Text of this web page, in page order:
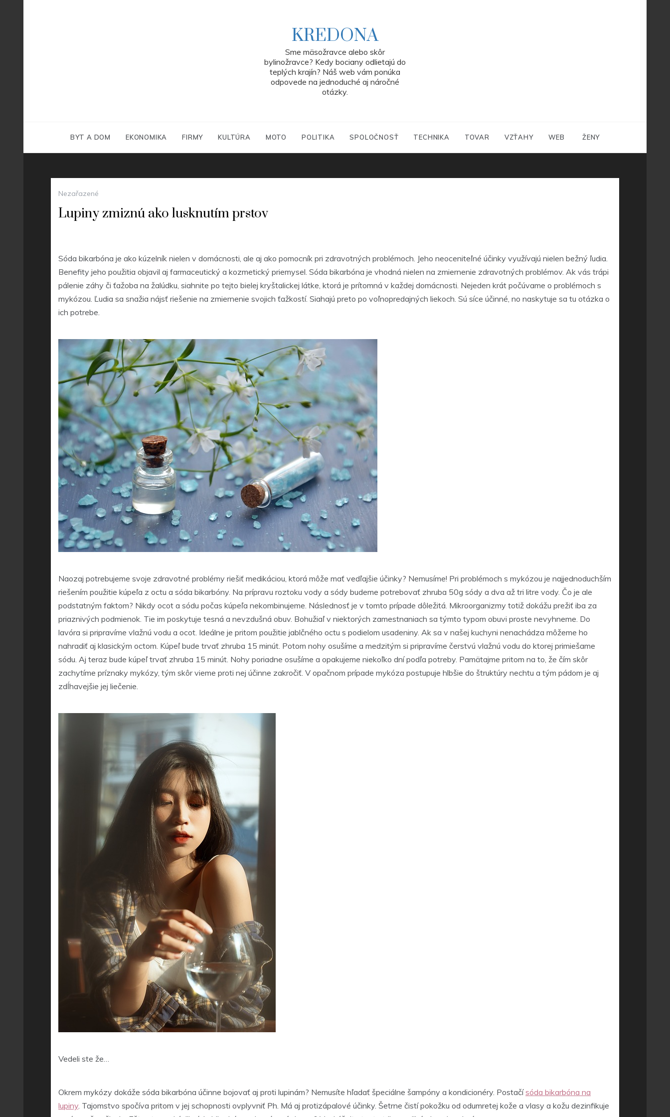
KREDONA
Sme mäsožravce alebo skôr
bylinožravce? Kedy bociany odlietajú do
teplých krajín? Náš web vám ponúka
odpovede na jednoduché aj náročné
otázky.
BYT A DOM EKONOMIKA FIRMY KULTÚRA MOTO POLITIKA SPOLOČNOSŤ TECHNIKA TOVAR VZŤAHY WEB ŽENY
Nezařazené
Lupiny zmiznú ako lusknutím prstov
Sóda bikarbóna je ako kúzelník nielen v domácnosti, ale aj ako pomocník pri zdravotných problémoch. Jeho neoceniteľné účinky využívajú nielen bežný ľudia.
Benefity jeho použitia objavil aj farmaceutický a kozmetický priemysel. Sóda bikarbóna je vhodná nielen na zmiernenie zdravotných problémov. Ak vás trápi
pálenie záhy či ťažoba na žalúdku, siahnite po tejto bielej kryštalickej látke, ktorá je prítomná v každej domácnosti. Nejeden krát počúvame o problémoch s
mykózou. Ľudia sa snažia nájsť riešenie na zmiernenie svojich ťažkostí. Siahajú preto po voľnopredajných liekoch. Sú síce účinné, no naskytuje sa tu otázka o
ich potrebe.
Naozaj potrebujeme svoje zdravotné problémy riešiť medikáciou, ktorá môže mať vedľajšie účinky? Nemusíme! Pri problémoch s mykózou je najjednoduchším
riešením použitie kúpeľa z octu a sóda bikarbóny. Na prípravu roztoku vody a sódy budeme potrebovať zhruba 50g sódy a dva až tri litre vody. Čo je ale
podstatným faktom? Nikdy ocot a sódu počas kúpeľa nekombinujeme. Následnosť je v tomto prípade dôležitá. Mikroorganizmy totiž dokážu prežiť iba za
priaznivých podmienok. Tie im poskytuje tesná a nevzdušná obuv. Bohužiaľ v niektorých zamestnaniach sa týmto typom obuvi proste nevyhneme. Do
lavóra si pripravíme vlažnú vodu a ocot. Ideálne je pritom použitie jablčného octu s podielom usadeniny. Ak sa v našej kuchyni nenachádza môžeme ho
nahradiť aj klasickým octom. Kúpeľ bude trvať zhruba 15 minút. Potom nohy osušíme a medzitým si pripravíme čerstvú vlažnú vodu do ktorej primiešame
sódu. Aj teraz bude kúpeľ trvať zhruba 15 minút. Nohy poriadne osušíme a opakujeme niekoľko dní podľa potreby. Pamätajme pritom na to, že čím skôr
zachytíme príznaky mykózy, tým skôr vieme proti nej účinne zakročiť. V opačnom prípade mykóza postupuje hlbšie do štruktúry nechtu a tým pádom je aj
zdĺhavejšie jej liečenie.
Vedeli ste že…
Okrem mykózy dokáže sóda bikarbóna účinne bojovať aj proti lupinám? Nemusíte hľadať špeciálne šampóny a kondicionéry. Postačísóda bikarbóna na
lupiny. Tajomstvo spočíva pritom v jej schopnosti ovplyvniť Ph. Má aj protizápalové účinky. Šetrne čistí pokožku od odumretej kože a vlasy a kožu dezinfikuje